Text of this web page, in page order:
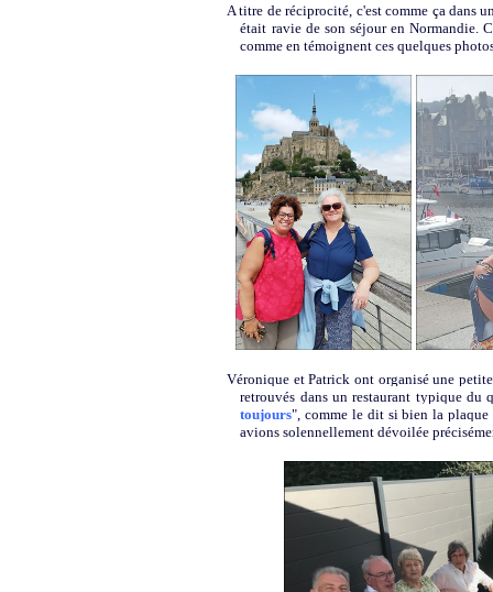
A titre de réciprocité, c'est comme ça dans
était ravie de son séjour en Normandie.
comme en témoignent ces quelques
Véronique et Patrick ont organisé une
retrouvés dans un restaurant typique du
toujours", comme le dit si bien la plaque
avions solennellement dévoilée